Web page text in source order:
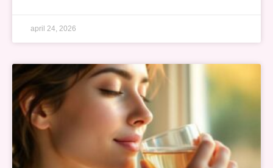
april 24, 2026